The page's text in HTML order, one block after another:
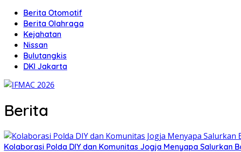
Berita Otomotif
Berita Olahraga
Kejahatan
Nissan
Bulutangkis
DKI Jakarta
Berita
Kolaborasi Polda DIY dan Komunitas Jogja Menyapa Salurkan